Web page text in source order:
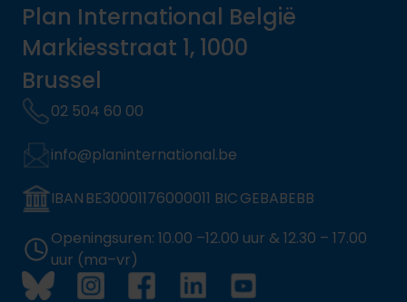
Plan International België
Markiesstraat 1, 1000
Brussel
02 504 60 00
info@planinternational.be
IBAN BE30001176000011 BIC GEBABEBB
Openingsuren: 10.00 –12.00 uur & 12.30 – 17.00
uur (ma–vr)